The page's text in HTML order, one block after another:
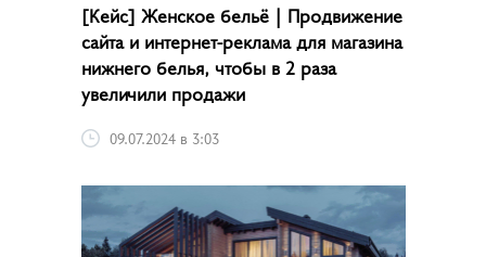
[Кейс] Женское бельё | Продвижение
сайта и интернет-реклама для магазина
нижнего белья, чтобы в 2 раза
увеличили продажи
09.07.2024 в 3:03